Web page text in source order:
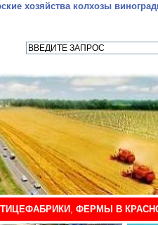
хозяйства колхозы
, ФЕРМЫ В